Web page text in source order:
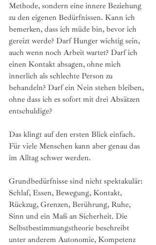
Methode, sondern eine innere Beziehung
zu den eigenen Bedürfnissen. Kann ich
bemerken, dass ich müde bin, bevor ich
gereizt werde? Darf Hunger wichtig sein,
auch wenn noch Arbeit wartet? Darf ich
einen Kontakt absagen, ohne mich
innerlich als schlechte Person zu
behandeln? Darf ein Nein stehen bleiben,
ohne dass ich es sofort mit drei Absätzen
entschuldige?
Das klingt auf den ersten Blick einfach.
Für viele Menschen kann aber genau das
im Alltag schwer werden.
Grundbedürfnisse sind nicht spektakulär:
Schlaf, Essen, Bewegung, Kontakt,
Rückzug, Grenzen, Berührung, Ruhe,
Sinn und ein Maß an Sicherheit. Die
Selbstbestimmungstheorie beschreibt
unter anderem Autonomie, Kompetenz